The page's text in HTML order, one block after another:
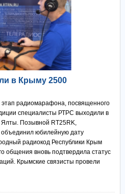
в Крыму 2500
радиомарафона, посвященного
специалисты РТРС выходили в
Позывной RT25RK,
юбилейную дату
радиокод Республики Крым
общения вновь подтвердила статус
Крымские связисты провели